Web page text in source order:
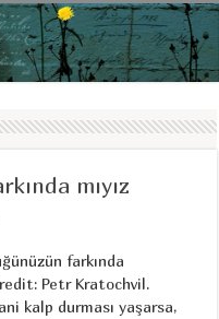
mıyız
farkında
Petr Kratochvil.
kalp durması yaşarsa,